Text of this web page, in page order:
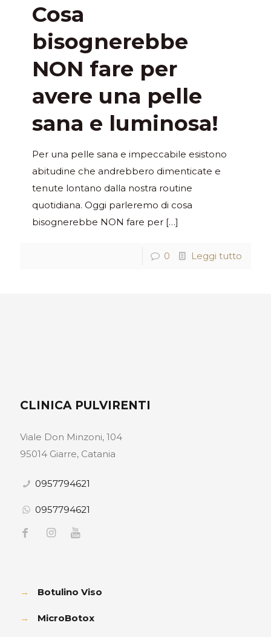
Cosa
bisognerebbe
NON fare per
avere una pelle
sana e luminosa!
Per una pelle sana e impeccabile esistono
abitudine che andrebbero dimenticate e
tenute lontano dalla nostra routine
quotidiana. Oggi parleremo di cosa
bisognerebbe NON fare per […]
0 Leggi tutto
CLINICA PULVIRENTI
Viale Don Minzoni, 104
95014 Giarre, Catania
0957794621
0957794621
→ Botulino Viso
→ MicroBotox